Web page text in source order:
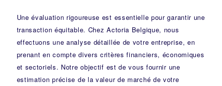
Une évaluation rigoureuse est essentielle pour garantir une
transaction équitable. Chez Actoria Belgique, nous
effectuons une analyse détaillée de votre entreprise, en
prenant en compte divers critères financiers, économiques
et sectoriels. Notre objectif est de vous fournir une
estimation précise de la valeur de marché de votre